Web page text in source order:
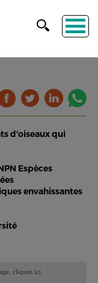
d'oiseaux qui
Espèces
envahissantes
cliquez ici